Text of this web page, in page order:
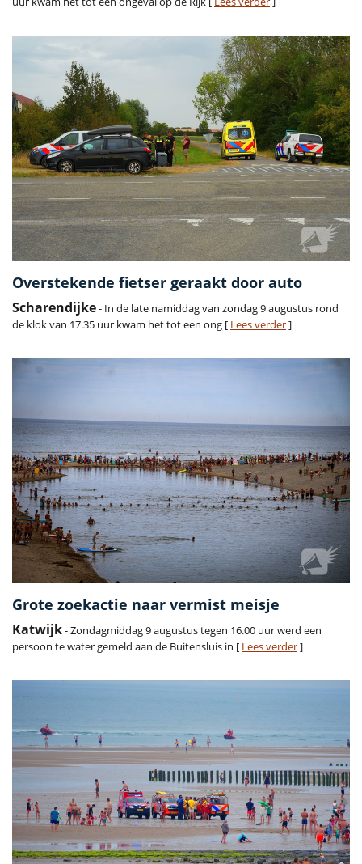
Overstekende fietser geraakt door auto
Scharendijke- In de late namiddag van zondag 9 augustus rond
de klok van 17.35 uur kwam het tot een ong [ Lees verder]
Grote zoekactie naar vermist meisje
Katwijk- Zondagmiddag 9 augustus tegen 16.00 uur werd een
persoon te water gemeld aan de Buitensluis in [ Lees verder]